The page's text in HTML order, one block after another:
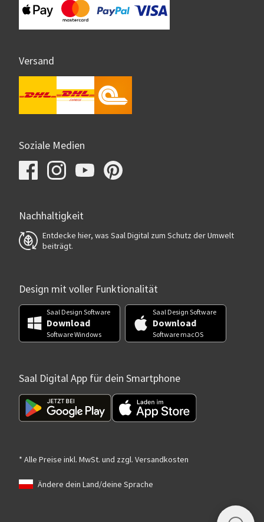
Versand
Soziale Medien
Nachhaltigkeit
Entdecke hier, was Saal Digital zum Schutz der Umwelt
beiträgt.
Design mit voller Funktionalität
Saal Design Software
Download
Software Windows
Saal Design Software
Download
Software macOS
Saal Digital App für dein Smartphone
* Alle Preise inkl. MwSt. und zzgl. Versandkosten
Ändere dein Land/deine Sprache